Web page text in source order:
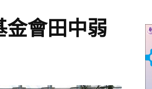
金會田中弱